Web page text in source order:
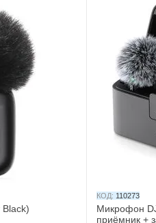
КОД: 110273
Микрофон
приёмник +